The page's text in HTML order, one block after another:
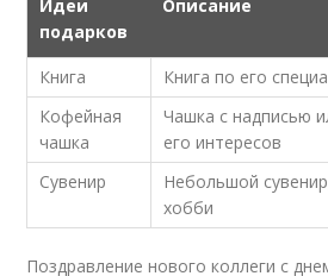
Идеи
подарков
Описание
Книга
Книга по его
Кофейная
чашка
Чашка с надписью
его интересов
Сувенир
Небольшой
хобби
Поздравление нового коллеги с